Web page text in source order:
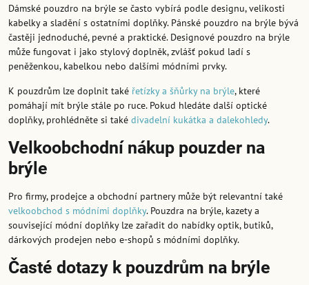
Dámské pouzdro na brýle se často vybírá podle designu, velikosti
kabelky a sladění s ostatními doplňky. Pánské pouzdro na brýle bývá
častěji jednoduché, pevné a praktické. Designové pouzdro na brýle
může fungovat i jako stylový doplněk, zvlášť pokud ladí s
peněženkou, kabelkou nebo dalšími módními prvky.
K pouzdrům lze doplnit také řetízky a šňůrky na brýle, které
pomáhají mít brýle stále po ruce. Pokud hledáte další optické
doplňky, prohlédněte si také divadelní kukátka a dalekohledy.
Velkoobchodní nákup pouzder na
brýle
Pro firmy, prodejce a obchodní partnery může být relevantní také
velkoobchod s módními doplňky. Pouzdra na brýle, kazety a
související módní doplňky lze zařadit do nabídky optik, butiků,
dárkových prodejen nebo e-shopů s módními doplňky.
Časté dotazy k pouzdrům na brýle